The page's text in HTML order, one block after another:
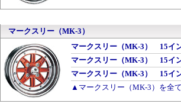
マークスリー（MK-3）
マークスリー（MK-3） 15
マークスリー（MK-3） 15
マークスリー（MK-3） 15
▲マークスリー（MK-3）を全